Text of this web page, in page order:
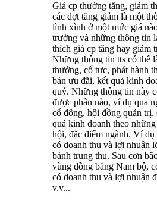
Giá cp thường tăng, giảm
các dợt tăng giảm là một
lình xình ở một mức giá
trường và những thông tin
thích giá cp tăng hay giảm
Những thông tin tts có thể
thưởng, cổ tưc, phát hành
bán ưu đãi, kết quả kinh
quý. Những thông tin này
được phần nào, ví dụ qua
cổ đông, hội đồng quản
quả kinh doanh theo
hội, đặc điểm ngành. Ví
có doanh thu và lợi nhuận
bánh trung thu. Sau cơn
vùng đồng bằng Nam bộ,
có doanh thu và lợi nhuận
v.v...